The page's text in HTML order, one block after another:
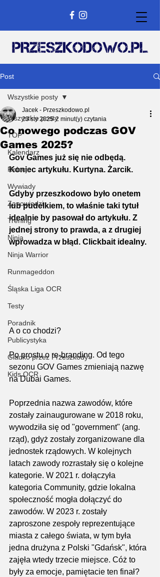
Post
Wszystkie posty
TOP
Kalendarz
Relacje
Wywiady
Zapowiedzi
Trening
Ninja
Ninja Warrior
Runmageddon
Śląska Liga OCR
Testy
Poradnik
Publicystyka
Gładko przez Przeszkody
Kids OCR
Wszystkie posty
Co nowego podczas GOV
Games 2025?
Jacek - Przeszkodowo.pl
23 sty 2025 2 minut(y) czytania
Gov Games już się nie odbędą.
Koniec artykułu. Kurtyna. Żarcik.
Gdyby przeszkodowo było onetem
lub pudelkiem, to właśnie taki tytuł
idealnie by pasował do artykułu. Z
jednej strony to prawda, a z drugiej
wprowadza w błąd. Clickbait idealny.
A o co chodzi?
Po prostu o re-branding. Od tego
sezonu GOV Games zmieniają nazwę
na Dubai Games.
Poprzednia nazwa zawodów, które
zostały zainaugurowane w 2018 roku,
wywodziła się od "government" (ang.
rząd), gdyż zostały zorganizowane dla
jednostek rządowych. W kolejnych
latach zawody rozrastały się o kolejne
kategorie. W 2021 r. dołączyła
kategoria Community, gdzie lokalna
społeczność mogła dołączyć do
zawodów. W 2023 r. zostały
zaproszone zespoły reprezentujące
miasta z całego świata, w tym była
jedna drużyna z Polski "Gdańsk", która
zajęła wtedy trzecie miejsce. Cóż to
były za emocje, pamiętacie ten finał?